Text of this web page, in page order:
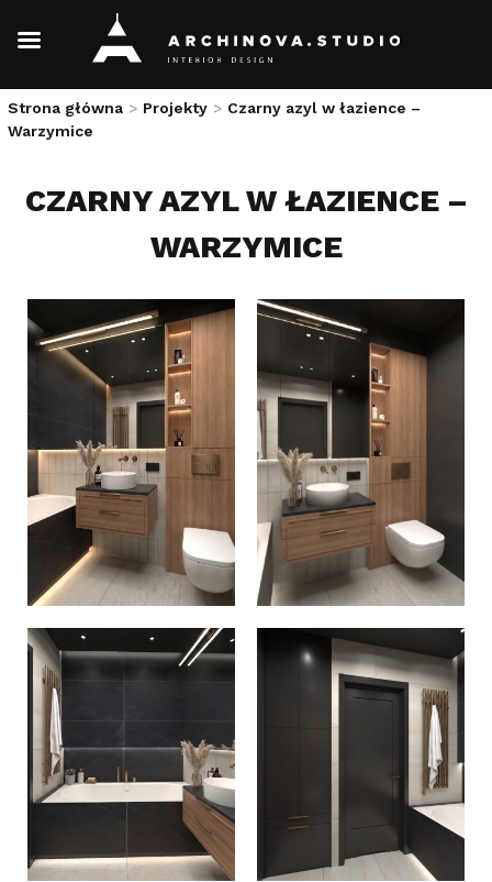
Skip
to
Strona główna > Projekty > Czarny azyl w łazience –
Warzymice
CZARNY AZYL W ŁAZIENCE –
WARZYMICE